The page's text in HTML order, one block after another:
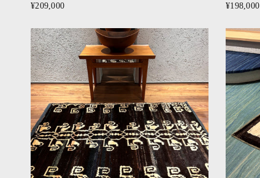
¥209,000
¥198,000